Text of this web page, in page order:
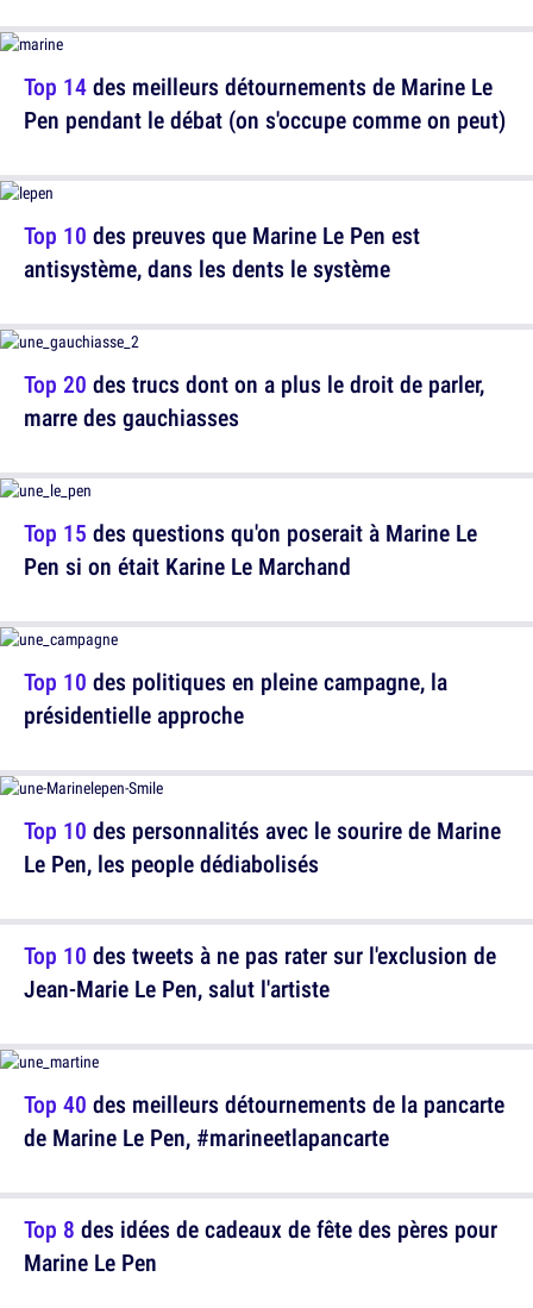
Top 14des meilleurs détournements de Marine Le
Pen pendant le débat (on s'occupe comme on peut)
Top 20 des trucs dont on a plus le droit de parler,
marre des gauchiasses
Top 10 des politiques en pleine campagne, la
présidentielle approche
Top 10 des tweets à ne pas rater sur l'exclusion de
Jean-Marie Le Pen, salut l'artiste
Top 8 des idées de cadeaux de fête des pères pour
Marine Le Pen
Top 10 des preuves que Marine Le Pen est
antisystème, dans les dents le système
Top 15 des questions qu'on poserait à Marine Le
Pen si on était Karine Le Marchand
Top 10 des personnalités avec le sourire de Marine
Le Pen, les people dédiabolisés
Top 40 des meilleurs détournements de la pancarte
de Marine Le Pen, #marineetlapancarte